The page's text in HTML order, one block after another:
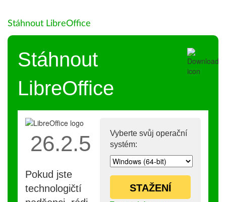
Stáhnout LibreOffice
Stáhnout
LibreOffice
Vyberte svůj operační
systém:
STAŽENÍ
26.2.5
Pokud jste
technologičtí